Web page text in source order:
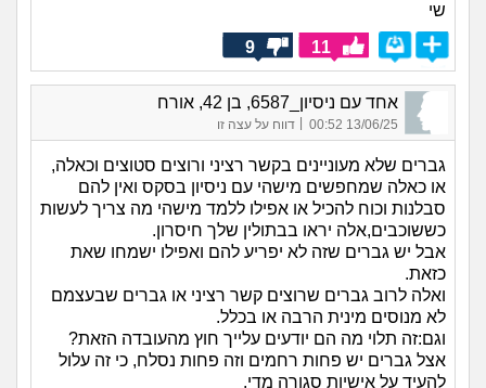
שי
11
9
אחד עם ניסיון_6587, בן 42, אורח
13/06/25 00:52
| דווח על עצה זו
גברים שלא מעוניינים בקשר רציני ורוצים סטוצים וכאלה,
או כאלה שמחפשים מישהי עם ניסיון בסקס ואין להם
סבלנות וכוח להכיל או אפילו ללמד מישהי מה צריך לעשות
כששוכבים,אלה יראו בבתולין שלך חיסרון.
אבל יש גברים שזה לא יפריע להם ואפילו ישמחו שאת
כזאת.
ואלה לרוב גברים שרוצים קשר רציני או גברים שבעצמם
לא מנוסים מינית הרבה או בכלל.
וגם:זה תלוי מה הם יודעים עלייך חוץ מהעובדה הזאת?
אצל גברים יש פחות רחמים וזה פחות נסלח, כי זה עלול
להעיד על אישיות סגורה מדי.